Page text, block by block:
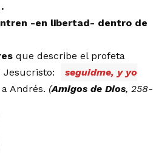
.
-en libertad- dentro de
que describe el profeta
seguidme, y yo
Andrés. (Amigos de Dios, 258-